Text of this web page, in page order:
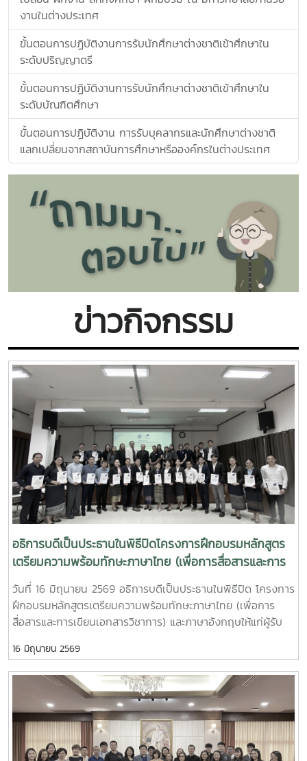
งานในต่างประเทศ
ขั้นตอนการปฏิบัติงานการรับนักศึกษาต่างชาติเข้าศึกษาใน
ระดับปริญญาตรี
ขั้นตอนการปฏิบัติงานการรับนักศึกษาต่างชาติเข้าศึกษาใน
ระดับบัณฑิตศึกษา
ขั้นตอนการปฏิบัติงาน การรับบุคลากรและนักศึกษาต่างชาติ
แลกเปลี่ยนจากสถาบันการศึกษาหรือองค์กรในต่างประเทศ
ข่าวกิจกรรม
อธิการบดีเป็นประธานในพิธีปิดโครงการฝึกอบรมหลักสูตร
เตรียมความพร้อมทักษะภาษาไทย (เพื่อการสื่อสารและการ
เขียนเอกสารวิชาการ) และภาษาอังกฤษให้แก่ผู้รับทุนรัฐบาล
ไทยระดับปริญญาโท
วันที่ 16 มิถุนายน 2569 อธิการบดีเป็นประธานในพิธีปิด โครงการ
ฝึกอบรมหลักสูตรเตรียมความพร้อมทักษะภาษาไทย (เพื่อการ
สื่อสารและการเขียนเอกสารวิชาการ) และภาษาอังกฤษให้แก่ผู้รับ
ภายใต้แผนงานความร่วมมือเพื่อการพัฒนาไทย - ลาวประจำปี
2569คณะศิลปศาสตร์ มหาวิทยาลัยแม่โจ้ ได้รับการสนับสนุนงบ
ประมาณจากกรมความร่วมมือระหว่างประเทศ กระทรวงการต่าง
ประเทศ จัดฝึกอบรมให้แก่ผู้รับทุนรัฐบาลไทยจากสาธารณรัฐ
ประชาธิปไตยประชาชนลาว จำนวน 22 ราย ระหว่างวันที่ 18
พฤษภาคม - 18 มิถุนายน 2569 ภายหลังจากการฝึกอบรมผู้รับ
ทุนจะไปศึกษาระดับปริญญาโท ณ มหาวิทยาลัยต่าง ๆ ใน
16 มิถุนายน 2569